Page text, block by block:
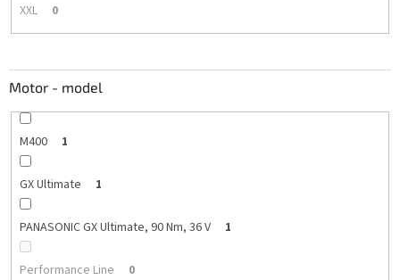
XXL 0
Motor - model
M400 1
GX Ultimate 1
PANASONIC GX Ultimate, 90 Nm, 36 V 1
Performance Line 0